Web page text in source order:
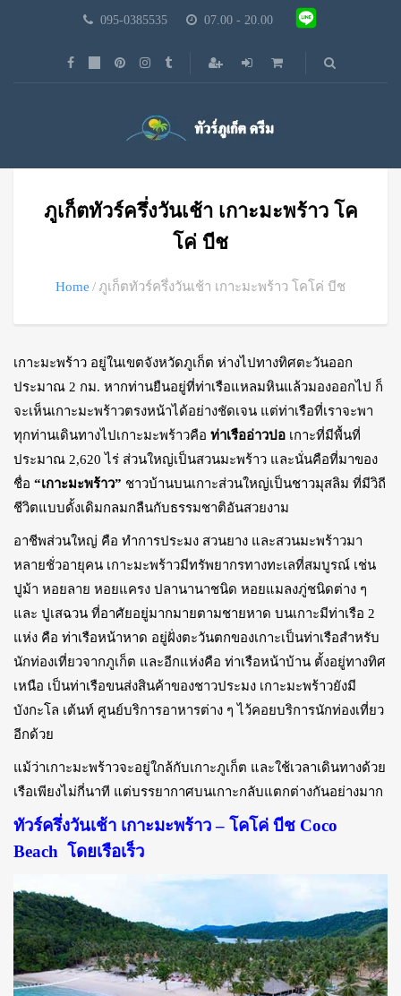
095-0385535 07.00 - 20.00
ภูเก็ตทัวร์ครึ่งวันเช้า เกาะมะพร้าว โค
โค่ บีช
Home ภูเก็ตทัวร์ครึ่งวันเช้า เกาะมะพร้าว โคโค่ บีช
เกาะมะพร้าว อยู่ในเขตจังหวัดภูเก็ต ห่างไปทางทิศตะวันออก
ประมาณ 2 กม. หากท่านยืนอยู่ที่ท่าเรือแหลมหินแล้วมองออกไป ก็
จะเห็นเกาะมะพร้าวตรงหน้าได้อย่างชัดเจน แต่ท่าเรือที่เราจะพา
ทุกท่านเดินทางไปเกาะมะพร้าวคือ ท่าเรืออ่าวปอ เกาะที่มีพื้นที่
ประมาณ 2,620 ไร่ ส่วนใหญ่เป็นสวนมะพร้าว และนั่นคือที่มาของ
ชื่อ “เกาะมะพร้าว” ชาวบ้านบนเกาะส่วนใหญ่เป็นชาวมุสลิม ที่มีวิถี
ชีวิตแบบดั้งเดิมกลมกลืนกับธรรมชาติอันสวยงาม
อาชีพส่วนใหญ่ คือ ทำการประมง สวนยาง และสวนมะพร้าวมา
หลายชั่วอายุคน เกาะมะพร้าวมีทรัพยากรทางทะเลที่สมบูรณ์ เช่น
ปูม้า หอยลาย หอยแครง ปลานานาชนิด หอยแมลงภู่ชนิดต่าง ๆ
และ ปูเสฉวน ที่อาศัยอยู่มากมายตามชายหาด บนเกาะมีท่าเรือ 2
แห่ง คือ ท่าเรือหน้าหาด อยู่ฝั่งตะวันตกของเกาะเป็นท่าเรือสำหรับ
นักท่องเที่ยวจากภูเก็ต และอีกแห่งคือ ท่าเรือหน้าบ้าน ตั้งอยู่ทางทิศ
เหนือ เป็นท่าเรือขนส่งสินค้าของชาวประมง เกาะมะพร้าวยังมี
บังกะโล เต้นท์ ศูนย์บริการอาหารต่าง ๆ ไว้คอยบริการนักท่องเที่ยว
อีกด้วย
แม้ว่าเกาะมะพร้าวจะอยู่ใกล้กับเกาะภูเก็ต และใช้เวลาเดินทางด้วย
เรือเพียงไม่กี่นาที แต่บรรยากาศบนเกาะกลับแตกต่างกันอย่างมาก
ทัวร์ครึ่งวันเช้า เกาะมะพร้าว – โคโค่ บีช Coco
Beach โดยเรือเร็ว